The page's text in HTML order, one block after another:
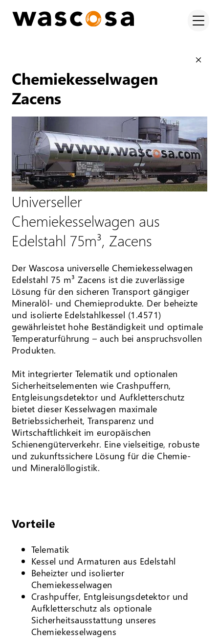
Chemiekesselwagen
Zacens
Universeller
Chemiekesselwagen aus
Edelstahl 75m³, Zacens
Der Wascosa universelle Chemiekesselwagen
Edelstahl 75 m³ Zacens ist die zuverlässige
Lösung für den sicheren Transport gängiger
Mineralöl- und Chemieprodukte. Der beheizte
und isolierte Edelstahlkessel (1.4571)
gewährleistet hohe Beständigkeit und optimale
Temperaturführung – auch bei anspruchsvollen
Produkten.
Mit integrierter Telematik und optionalen
Sicherheitselementen wie Crashpuffern,
Entgleisungsdetektor und Aufkletterschutz
bietet dieser Kesselwagen maximale
Betriebssicherheit, Transparenz und
Wirtschaftlichkeit im europäischen
Schienengüterverkehr. Eine vielseitige, robuste
und zukunftssichere Lösung für die Chemie-
und Mineralöllogistik.
Vorteile
Telematik
Kessel und Armaturen aus Edelstahl
Beheizter und isolierter
Chemiekesselwagen
Crashpuffer, Entgleisungsdetektor und
Aufkletterschutz als optionale
Sicherheitsausstattung unseres
Chemiekesselwagens